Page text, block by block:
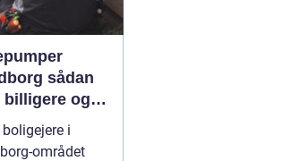
sådan
billigere og
i
området